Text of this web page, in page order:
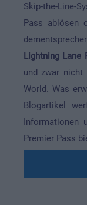
Skip-the-Line-
Pass ablösen
Lightning Lane
und zwar nicht
World. Was
Blogartikel
Informationen
Premier Pass